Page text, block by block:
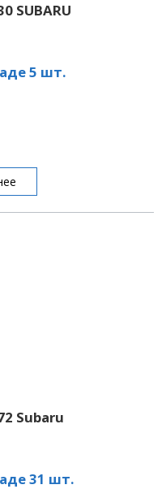
SUBARU
5 шт.
Subaru
31 шт.